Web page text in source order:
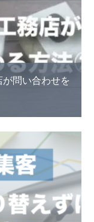
問い合わせを